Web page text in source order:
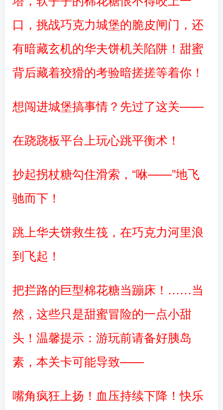
口，挑战巧克力城堡的脆皮闸门，还
有暗藏玄机的华夫饼机关陷阱！甜蜜
背后藏着狡猾的考验暗搓搓等着你！
想闯进城堡搞事情？先过了这关——
在跷跷板平台上玩心跳平衡术！
抄起拐杖糖勾住滑索，“咻——”地飞
驰而下！
跳上华夫饼救生筏，在巧克力河里浪
到飞起！
把拦路的巨型棉花糖当蹦床！……当
然，这些只是甜蜜冒险的一点小甜
头！温馨提示：游玩前请备好胰岛
素，本关卡可能导致——
嘴角疯狂上扬！血压持续下降！快乐